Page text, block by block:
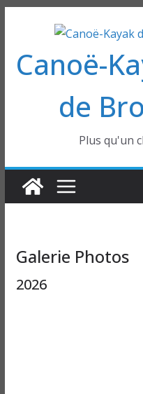
contenu
Canoë-
de
Plus qu'un
Galerie Photos
2026